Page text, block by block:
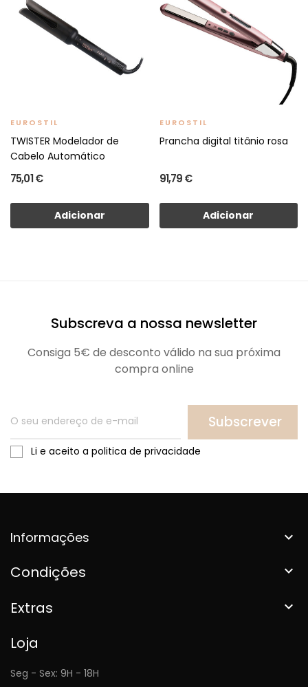
EUROSTIL
TWISTER Modelador de
Cabelo Automático
75,01 €
Adicionar
EUROSTIL
Prancha digital titânio rosa
91,79 €
Adicionar
Subscreva a nossa newsletter
Consiga 5€ de desconto válido na sua próxima
compra online
Subscrever
Li e aceito a politica de privacidade
Informações 
Condições 
Extras 
Loja
Seg - Sex: 9H - 18H